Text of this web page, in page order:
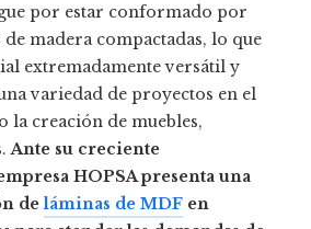
por estar conformado por
madera compactadas, lo que
extremadamente versátil y
variedad de proyectos en el
la creación de muebles,
Ante su creciente
HOPSA presenta una
de láminas de MDF en